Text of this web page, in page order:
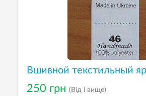
Вшивной текстильный
250 грн (Від і вище)